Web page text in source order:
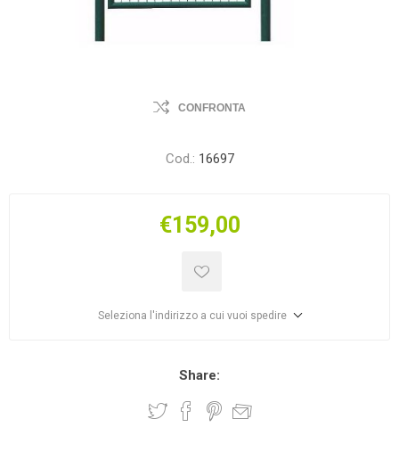
CONFRONTA
Cod.: 16697
€159,00
Seleziona l'indirizzo a cui vuoi spedire
Share: